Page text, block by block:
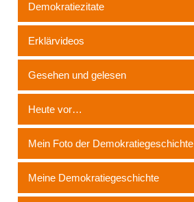
Demokratiezitate
Erklärvideos
Gesehen und gelesen
Heute vor…
Mein Foto der Demokratiegeschichte
Meine Demokratiegeschichte